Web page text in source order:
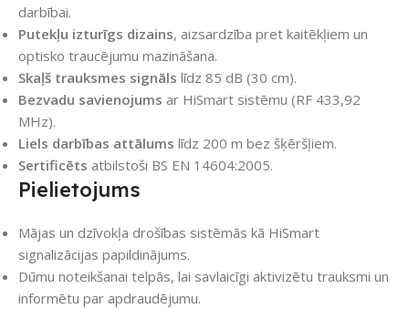
darbībai.
Putekļu izturīgs dizains, aizsardzība pret kaitēkļiem un
optisko traucējumu mazināšana.
Skaļš trauksmes signāls līdz 85 dB (30 cm).
Bezvadu savienojums ar HiSmart sistēmu (RF 433,92
MHz).
Liels darbības attālums līdz 200 m bez šķēršļiem.
Sertificēts atbilstoši BS EN 14604:2005.
Pielietojums
Mājas un dzīvokļa drošības sistēmās kā HiSmart
signalizācijas papildinājums.
Dūmu noteikšanai telpās, lai savlaicīgi aktivizētu trauksmi un
informētu par apdraudējumu.